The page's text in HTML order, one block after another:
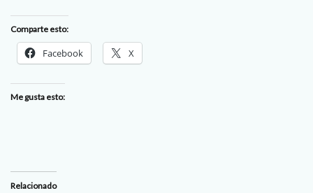
Comparte esto:
Facebook X
Me gusta esto:
Relacionado